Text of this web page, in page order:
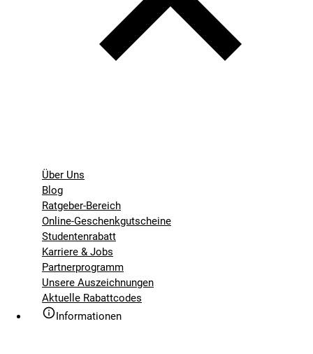
Über Uns
Blog
Ratgeber-Bereich
Online-Geschenkgutscheine
Studentenrabatt
Karriere & Jobs
Partnerprogramm
Unsere Auszeichnungen
Aktuelle Rabattcodes
Informationen